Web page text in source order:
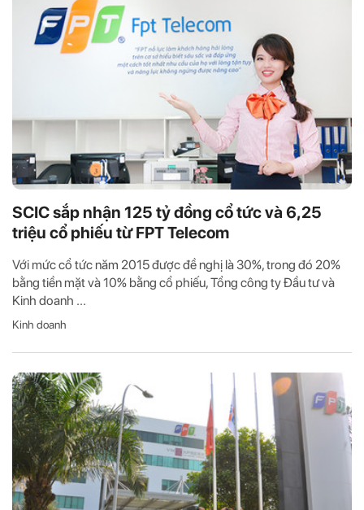
SCIC sắp nhận 125 tỷ đồng cổ tức và 6,25
triệu cổ phiếu từ FPT Telecom
Với mức cổ tức năm 2015 được đề nghị là 30%, trong đó 20%
bằng tiền mặt và 10% bằng cổ phiếu, Tổng công ty Đầu tư và
Kinh doanh ...
Kinh doanh